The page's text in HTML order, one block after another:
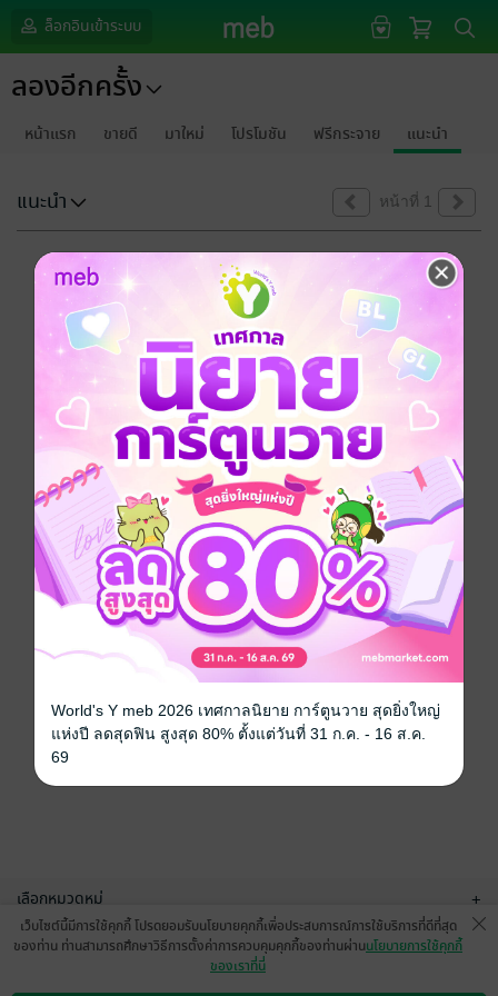
ล็อกอินเข้าระบบ
ลองอีกครั้ง
หน้าแรก ขายดี มาใหม่ โปรโมชัน ฟรีกระจาย แนะนำ
แนะนำ หน้าที่ 1
ขออภัยด้วยนะคะ
ไม่พบข้อมูลในหัวข้อที่คุณกำลังชมค่ะ
เลือกหมวดหมู่ +
บริการช่วยเหลือ
เว็บไซต์นี้มีการใช้คุกกี้ โปรดยอมรับนโยบายคุกกี้เพื่อประสบการณ์การใช้บริการที่ดีที่สุด
ของท่าน ท่านสามารถศึกษาวิธีการตั้งค่าการควบคุมคุกกี้ของท่านผ่านนโยบายการใช้คุกกี้
ของเราที่นี่
World's Y meb 2026 เทศกาลนิยาย การ์ตูนวาย สุดยิ่งใหญ่
แห่งปี ลดสุดฟิน สูงสุด 80% ตั้งแต่วันที่ 31 ก.ค. - 16 ส.ค.
69